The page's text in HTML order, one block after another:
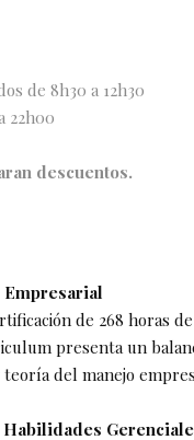
de 8h30 a 12h30
22h00
descuentos.
Empresarial
de 268 horas
presenta un
del manejo